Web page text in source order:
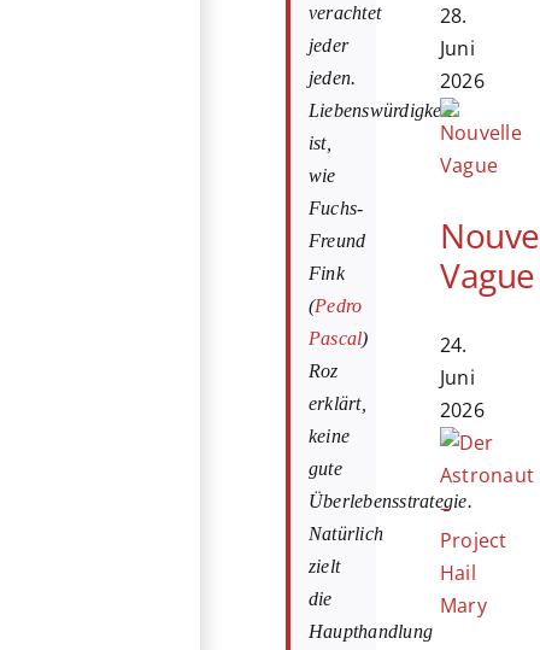
verachtet
jeder
jeden.
Liebenswürdigkeit
ist,
wie
Fuchs-
Freund
Fink
(Pedro
Pascal)
Roz
erklärt,
keine
gute
Überlebensstrategie.
Natürlich
zielt
die
Haupthandlung
28.
Juni
2026
Vague
24.
Juni
2026